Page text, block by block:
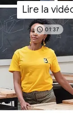
Lire la
01:37